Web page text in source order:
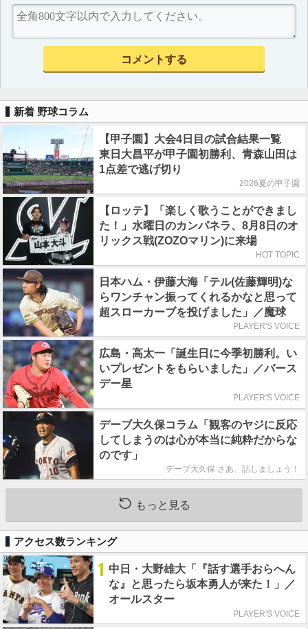
新着 野球コラム
【甲子園】大会4日目の試合結果一覧
東日大昌平が甲子園初勝利、青森山田は
1点差で逃げ切り
2026夏の甲子園
【ロッテ】「楽しく歌うことができまし
た！」水曜日のカンパネラ、8月8日のオ
リックス戦(ZOZOマリン)に来場
HOT TOPIC
日本ハム・伊藤大海「テル(佐藤輝明)な
らワンチャン振ってくれるかなと思って
超スローカーブを投げました」／魔球
PLAYER'S VOICE
広島・高太一「誕生日に今季初勝利。い
いプレゼントをもらいました」／バース
デー星
PLAYER'S VOICE
デーブ大久保コラム「観客のヤジに反応
してしまうのは心が本当に純粋だからな
のです」
デーブ大久保 さあ、話しましょう！
もっと見る
アクセス数ランキング
1 中日・大野雄大「『話す選手おらへん
な』と思ったら坂本勇人が来た！」／
オールスター
PLAYER'S VOICE